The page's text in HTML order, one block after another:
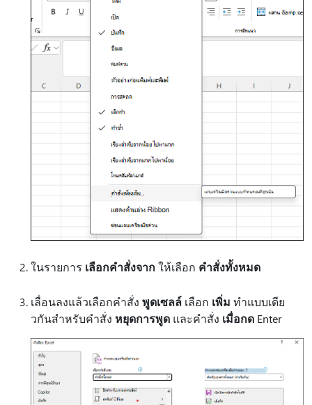
ในรายการ เลือกคำสั่งจากให้เลือก คำสั่งทั้งหมด
เลื่อนลงแล้วเลือกคําสั่ง พูดเซลล์ เลือก เพิ่ม ทําแบบเดีย
วกันสําหรับคําสั่ง หยุดการพูด และคําสั่ง เมื่อกด Enter